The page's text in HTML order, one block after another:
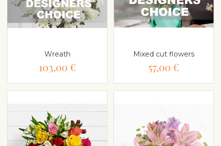
Wreath
103,00 €
Mixed cut flowers
57,00 €